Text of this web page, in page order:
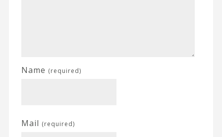
Name (required)
Mail (required)